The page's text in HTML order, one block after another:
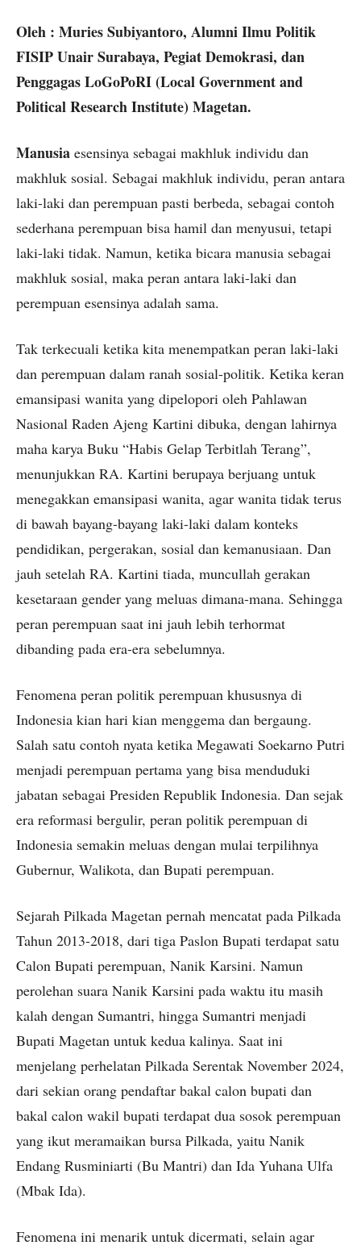
Oleh : Muries Subiyantoro, Alumni Ilmu Politik
FISIP Unair Surabaya, Pegiat Demokrasi, dan
Penggagas LoGoPoRI (Local Government and
Political Research Institute) Magetan.
Manusia esensinya sebagai makhluk individu dan
makhluk sosial. Sebagai makhluk individu, peran antara
laki-laki dan perempuan pasti berbeda, sebagai contoh
sederhana perempuan bisa hamil dan menyusui, tetapi
laki-laki tidak. Namun, ketika bicara manusia sebagai
makhluk sosial, maka peran antara laki-laki dan
perempuan esensinya adalah sama.
Tak terkecuali ketika kita menempatkan peran laki-laki
dan perempuan dalam ranah sosial-politik. Ketika keran
emansipasi wanita yang dipelopori oleh Pahlawan
Nasional Raden Ajeng Kartini dibuka, dengan lahirnya
maha karya Buku “Habis Gelap Terbitlah Terang”,
menunjukkan RA. Kartini berupaya berjuang untuk
menegakkan emansipasi wanita, agar wanita tidak terus
di bawah bayang-bayang laki-laki dalam konteks
pendidikan, pergerakan, sosial dan kemanusiaan. Dan
jauh setelah RA. Kartini tiada, muncullah gerakan
kesetaraan gender yang meluas dimana-mana. Sehingga
peran perempuan saat ini jauh lebih terhormat
dibanding pada era-era sebelumnya.
Fenomena peran politik perempuan khususnya di
Indonesia kian hari kian menggema dan bergaung.
Salah satu contoh nyata ketika Megawati Soekarno Putri
menjadi perempuan pertama yang bisa menduduki
jabatan sebagai Presiden Republik Indonesia. Dan sejak
era reformasi bergulir, peran politik perempuan di
Indonesia semakin meluas dengan mulai terpilihnya
Gubernur, Walikota, dan Bupati perempuan.
Sejarah Pilkada Magetan pernah mencatat pada Pilkada
Tahun 2013-2018, dari tiga Paslon Bupati terdapat satu
Calon Bupati perempuan, Nanik Karsini. Namun
perolehan suara Nanik Karsini pada waktu itu masih
kalah dengan Sumantri, hingga Sumantri menjadi
Bupati Magetan untuk kedua kalinya. Saat ini
menjelang perhelatan Pilkada Serentak November 2024,
dari sekian orang pendaftar bakal calon bupati dan
bakal calon wakil bupati terdapat dua sosok perempuan
yang ikut meramaikan bursa Pilkada, yaitu Nanik
Endang Rusminiarti (Bu Mantri) dan Ida Yuhana Ulfa
(Mbak Ida).
Fenomena ini menarik untuk dicermati, selain agar